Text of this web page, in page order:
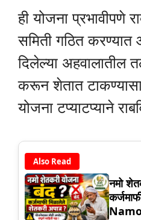
ही योजना प्रभावीपणे
समिती गठित करण्यात
दिलेल्या अहवालातील
करून शेतात
योजना टप्याटप्याने
Also Read
नमो